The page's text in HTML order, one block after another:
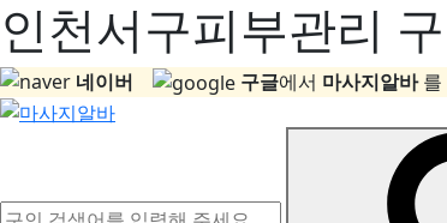
인천서구피부관리
네이버 구글에서 마사지알바